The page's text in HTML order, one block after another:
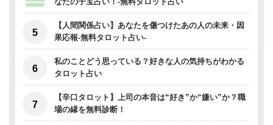
【人間関係占い】あなたを傷つけたあの人の未来・因
果応報-無料タロット占い-
私のことどう思っている？好きな人の気持ちがわかる
タロット占い
【辛口タロット】上司の本音は“好き”か“嫌い”か？職
場の縁を無料診断！